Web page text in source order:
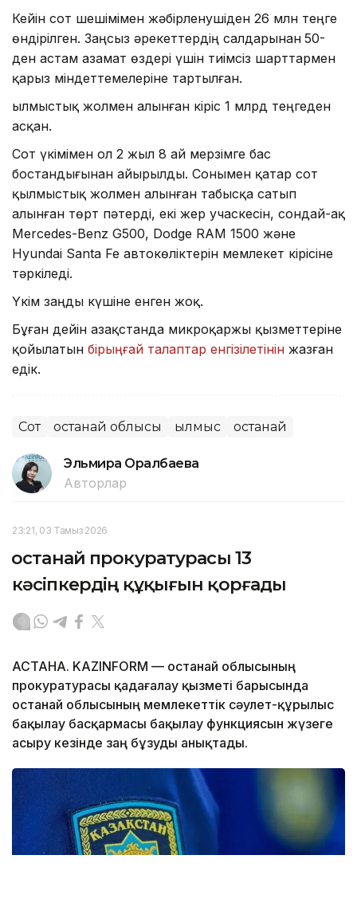
Кейін сот шешімімен жәбірленушіден 26 млн теңге
өндірілген. Заңсыз әрекеттердің салдарынан 50-
ден астам азамат өздері үшін тиімсіз шарттармен
қарыз міндеттемелеріне тартылған.
Қылмыстық жолмен алынған кіріс 1 млрд теңгеден
асқан.
Сот үкімімен ол 2 жыл 8 ай мерзімге бас
бостандығынан айырылды. Сонымен қатар сот
қылмыстық жолмен алынған табысқа сатып
алынған төрт пәтерді, екі жер учаскесін, сондай-ақ
Mercedes-Benz G500, Dodge RAM 1500 және
Hyundai Santa Fe автокөліктерін мемлекет кірісіне
тәркіледі.
Үкім заңды күшіне енген жоқ.
Бұған дейін Қазақстанда микроқаржы қызметтеріне
қойылатын бірыңғай талаптар енгізілетінін жазған
едік.
Сот Қостанай облысы Қылмыс Қостанай
Эльмира Оралбаева
Авторлар
23:21, 03 Тамыз 2026
Қостанай прокуратурасы 13
кәсіпкердің құқығын қорғады
АСТАНА. KAZINFORM — Қостанай облысының
прокуратурасы қадағалау қызметі барысында
Қостанай облысының мемлекеттік сәулет-құрылыс
бақылау басқармасы бақылау функциясын жүзеге
асыру кезінде заң бұзуды анықтады.